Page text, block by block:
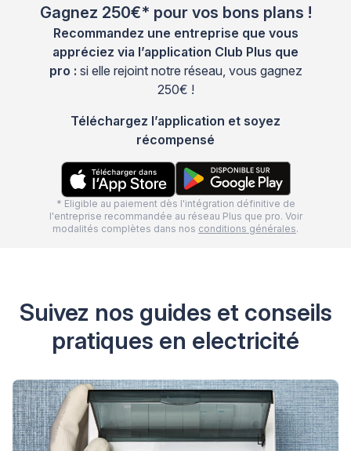
Gagnez 250€* pour vos bons plans !
Recommandez une entreprise que vous
appréciez via l’application Club Plus que
pro : si elle rejoint notre réseau, vous gagnez
250€ !
Téléchargez l’application et soyez
récompensé
* Eligible au paiement dès l'intégration définitive de
l'entreprise recommandée au réseau Plus que pro. Voir
modalités complètes dans nos conditions générales.
Suivez nos guides et conseils
pratiques en electricité